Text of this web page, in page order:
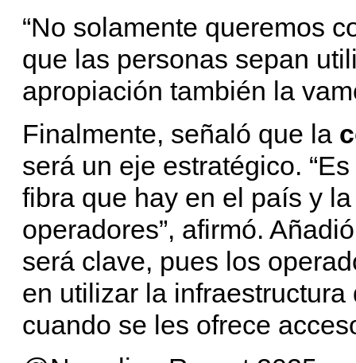
“No solamente queremos
que las personas sepan
apropiación también la
Finalmente, señaló que la
será un eje estratégico.
fibra que hay en el país y
operadores”, afirmó.
será clave, pues los
en utilizar la
cuando se les ofrece